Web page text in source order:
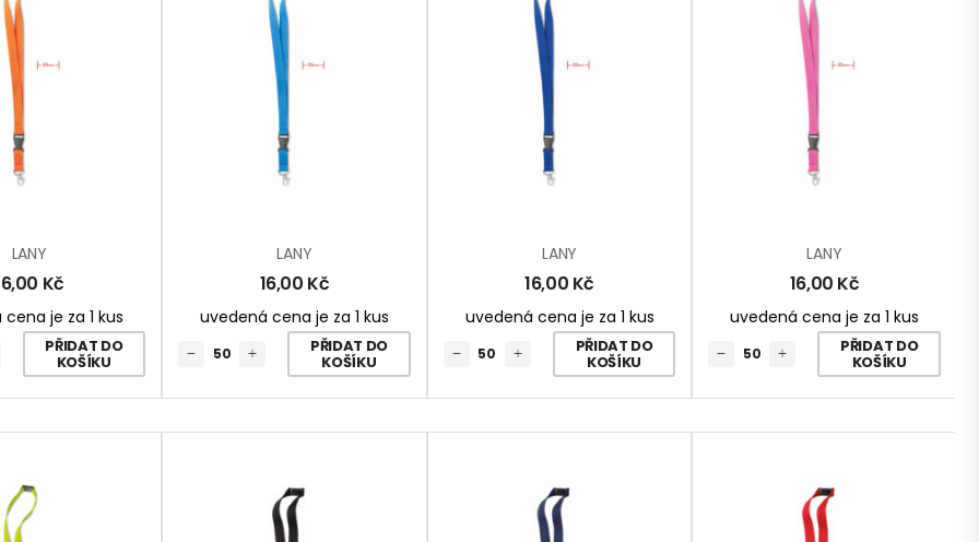
LANY
Kč
je za 1 kus
PŘIDAT DO
KOŠÍKU
LANY
16,00 Kč
uvedená cena je za 1 kus
PŘIDAT DO
KOŠÍKU
LANY
16,00 Kč
uvedená cena je za 1 kus
PŘIDAT DO
KOŠÍKU
LANY
16,00 Kč
uvedená cena je za 1 kus
PŘIDAT DO
KOŠÍKU